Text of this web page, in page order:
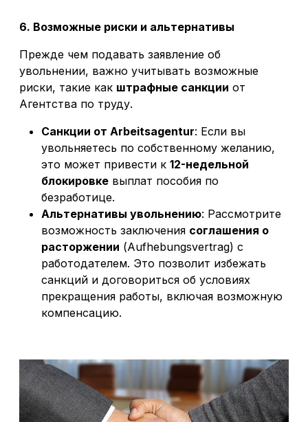
6. Возможные риски и альтернативы
Прежде чем подавать заявление об
увольнении, важно учитывать возможные
риски, такие как штрафные санкции от
Агентства по труду.
Санкции от Arbeitsagentur: Если вы
увольняетесь по собственному желанию,
это может привести к 12-недельной
блокировке выплат пособия по
безработице.
Альтернативы увольнению: Рассмотрите
возможность заключения соглашения о
расторжении (Aufhebungsvertrag) с
работодателем. Это позволит избежать
санкций и договориться об условиях
прекращения работы, включая возможную
компенсацию.